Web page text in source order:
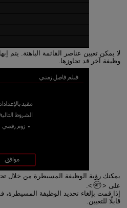
لا يمكن تعيين عناصر القائمة الباهتة. يتم
وظيفة آخر قد تجاوزها.
يمكنك رؤية الوظيفة المسيطرة من خلال
على
.
إذا قمت بإلغاء تحديد الوظيفة
قابلًا للتعيين.